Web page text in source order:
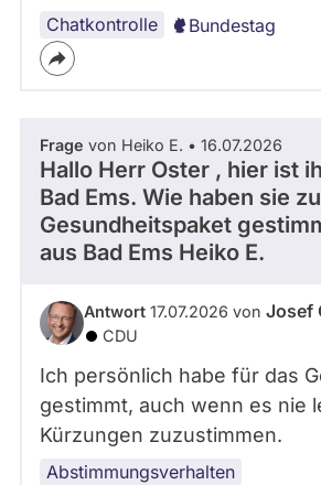
Chatkontrolle Bundestag
Frage von Heiko E. • 16.07.2026
Hallo Herr Oster , hier ist
Bad Ems. Wie haben sie
Gesundheitspaket
aus Bad Ems Heiko E.
Antwort 17.07.2026 von Josef
CDU
Ich persönlich habe für das
gestimmt, auch wenn es nie
Kürzungen zuzustimmen.
Abstimmungsverhalten